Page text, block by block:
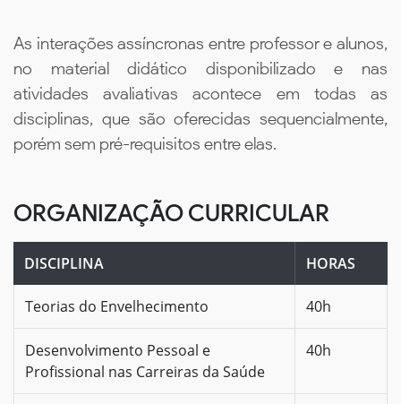
As interações assíncronas entre professor e alunos,
no material didático disponibilizado e nas
atividades avaliativas acontece em todas as
disciplinas, que são oferecidas sequencialmente,
porém sem pré-requisitos entre elas.
ORGANIZAÇÃO CURRICULAR
DISCIPLINA HORAS
Teorias do Envelhecimento 40h
Desenvolvimento Pessoal e
Profissional nas Carreiras da Saúde
40h